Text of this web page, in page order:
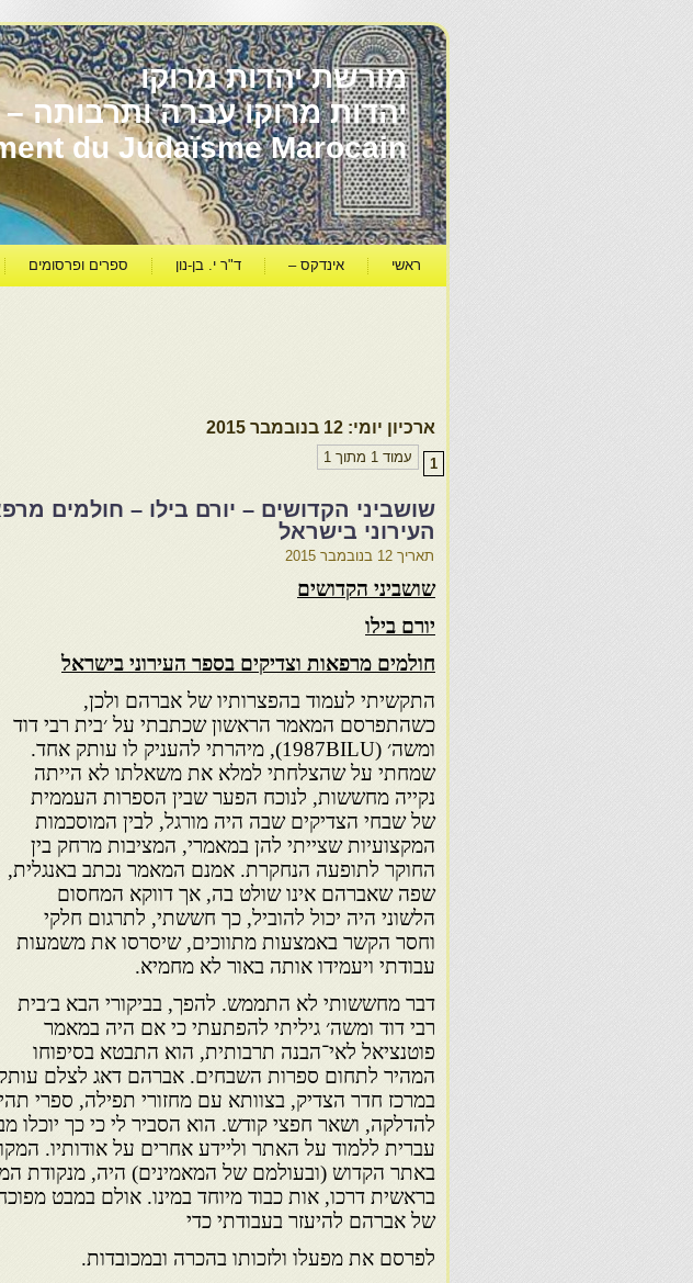
מורשת יהדות מרוקו
du Judaïsme Marocain
ראשי אינדקס – ד"ר י. בן-נון ספרים ופרסומים
ארכיון יומי: 12 בנובמבר 2015
עמוד 1 מתוך 1 1
שושביני הקדושים – יורם בילו – חולמים
העירוני בישראל
תאריך 12 בנובמבר 2015
שושביני הקדושים
יורם בילו
חולמים מרפאות וצדיקים בספר העירוני בישראל
התקשיתי לעמוד בהפצרותיו של אברהם ולכן,
כשהתפרסם המאמר הראשון שכתבתי על ׳בית רבי דוד
ומשה׳ (1987BILU), מיהרתי להעניק לו עותק אחד.
שמחתי על שהצלחתי למלא את משאלתו לא הייתה
נקייה מחששות, לנוכח הפער שבין הספרות העממית
של שבחי הצדיקים שבה היה מורגל, לבין המוסכמות
המקצועיות שצייתי להן במאמרי, המציבות מרחק בין
החוקר לתופעה הנחקרת. אמנם המאמר נכתב באנגלית,
שפה שאברהם אינו שולט בה, אך דווקא המחסום
הלשוני היה יכול להוביל, כך חששתי, לתרגום חלקי
וחסר הקשר באמצעות מתווכים, שיסרסו את משמעות
עבודתי ויעמידו אותה באור לא מחמיא.
דבר מחששותי לא התממש. להפך, בביקורי הבא ב׳בית
רבי דוד ומשה׳ גיליתי להפתעתי כי אם היה במאמר
פוטנציאל לאי־הבנה תרבותית, הוא התבטא בסיפוחו
המהיר לתחום ספרות השבחים. אברהם דאג לצלם
במרכז חדר הצדיק, בצוותא עם מחזורי תפילה, ספרי
להדלקה, ושאר חפצי קודש. הוא הסביר לי כי כך יוכלו
עברית ללמוד על האתר וליידע אחרים על אודותיו.
באתר הקדוש (ובעולמם של המאמינים) היה, מנקודת
בראשית דרכו, אות כבוד מיוחד במינו. אולם במבט
של אברהם להיעזר בעבודתי כדי
לפרסם את מפעלו ולזכותו בהכרה ובמכובדות.